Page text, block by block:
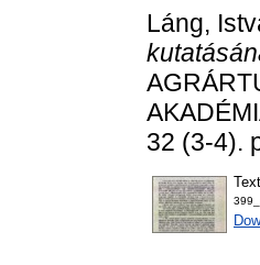
Láng,
32 (3-4).
Text